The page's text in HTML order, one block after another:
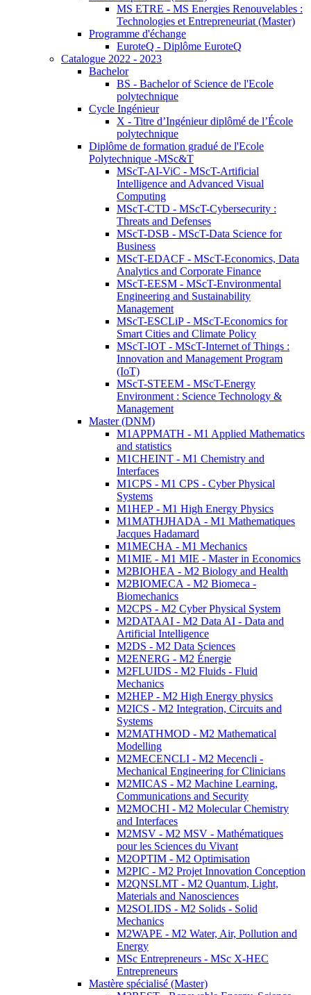
MS ETRE - MS Energies Renouvelables :
Technologies et Entrepreneuriat (Master)
Programme d'échange
EuroteQ - Diplôme EuroteQ
Catalogue 2022 - 2023
Bachelor
BS - Bachelor of Science de l'Ecole
polytechnique
Cycle Ingénieur
X - Titre d’Ingénieur diplômé de l’École
polytechnique
Diplôme de formation gradué de l'Ecole
Polytechnique -MSc&T
MScT-AI-ViC - MScT-Artificial
Intelligence and Advanced Visual
Computing
MScT-CTD - MScT-Cybersecurity :
Threats and Defenses
MScT-DSB - MScT-Data Science for
Business
MScT-EDACF - MScT-Economics, Data
Analytics and Corporate Finance
MScT-EESM - MScT-Environmental
Engineering and Sustainability
Management
MScT-ESCLiP - MScT-Economics for
Smart Cities and Climate Policy
MScT-IOT - MScT-Internet of Things :
Innovation and Management Program
(IoT)
MScT-STEEM - MScT-Energy
Environment : Science Technology &
Management
Master (DNM)
M1APPMATH - M1 Applied Mathematics
and statistics
M1CHEINT - M1 Chemistry and
Interfaces
M1CPS - M1 CPS - Cyber Physical
Systems
M1HEP - M1 High Energy Physics
M1MATHJHADA - M1 Mathematiques
Jacques Hadamard
M1MECHA - M1 Mechanics
M1MIE - M1 MIE - Master in Economics
M2BIOHEA - M2 Biology and Health
M2BIOMECA - M2 Biomeca -
Biomechanics
M2CPS - M2 Cyber Physical System
M2DATAAI - M2 Data AI - Data and
Artificial Intelligence
M2DS - M2 Data Sciences
M2ENERG - M2 Énergie
M2FLUIDS - M2 Fluids - Fluid
Mechanics
M2HEP - M2 High Energy physics
M2ICS - M2 Integration, Circuits and
Systems
M2MATHMOD - M2 Mathematical
Modelling
M2MECENCLI - M2 Mecencli -
Mechanical Engineering for Clinicians
M2MICAS - M2 Machine Learning,
Communications and Security
M2MOCHI - M2 Molecular Chemistry
and Interfaces
M2MSV - M2 MSV - Mathématiques
pour les Sciences du Vivant
M2OPTIM - M2 Optimisation
M2PIC - M2 Projet Innovation Conception
M2QNSLMT - M2 Quantum, Light,
Materials and Nanosciences
M2SOLIDS - M2 Solids - Solid
Mechanics
M2WAPE - M2 Water, Air, Pollution and
Energy
MSc Entrepreneurs - MSc X-HEC
Entrepreneurs
Mastère spécialisé (Master)